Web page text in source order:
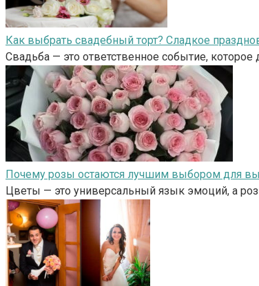
Как выбрать свадебный торт? Сладкое
Свадьба — это ответственное событие,
Почему розы остаются лучшим выбором для
Цветы — это универсальный язык эмоций, а